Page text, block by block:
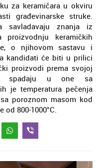
za keramičara u okviru
građevinarske struke.
savladavaju znanja iz
keramičkih
o njihovom sastavu i
kandidati će biti u prilici
proizvodi prema svojoj
spadaju u one sa
je temperatura pečenja
poroznom masom kod
od 800-1000°C.